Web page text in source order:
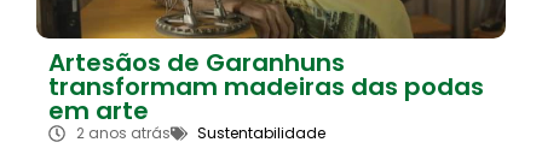
Artesãos de Garanhuns
transformam madeiras das podas
em arte
2 anos atrás Sustentabilidade